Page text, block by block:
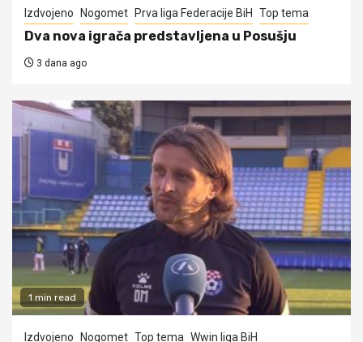
Izdvojeno Nogomet Prva liga Federacije BiH Top tema
Dva nova igrača predstavljena u Posušju
3 dana ago
1 min read
Izdvojeno Nogomet Top tema Wwin liga BiH